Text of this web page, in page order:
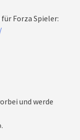
Forza Spieler:
und werde